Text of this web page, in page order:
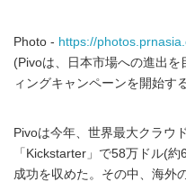
Photo - https://
(Pivoは、日本市場への進出
ィングキャンペーンを開始す
Pivoは今年、世界最大クラウ
「Kickstarter」で58万ドル(
成功を収めた。その中、海外